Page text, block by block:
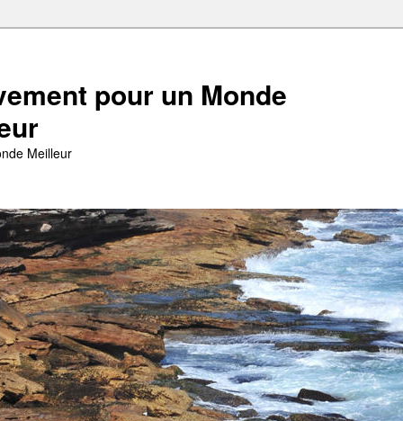
pour un Monde
Meilleur